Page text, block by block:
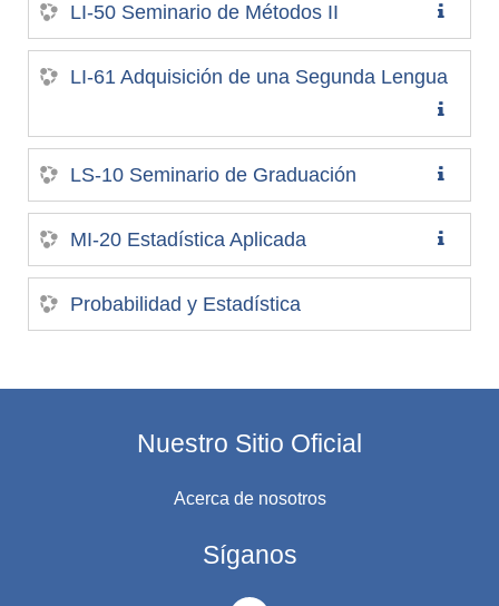
LI-50 Seminario de Métodos II
LI-61 Adquisición de una Segunda Lengua
LS-10 Seminario de Graduación
MI-20 Estadística Aplicada
Probabilidad y Estadística
Nuestro Sitio Oficial
Acerca de nosotros
Síganos